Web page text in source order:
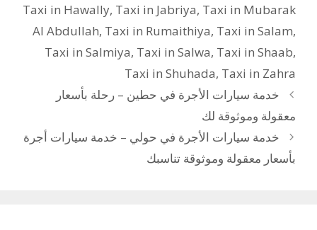
Taxi in Hawally, Taxi in Jabriya, Taxi in Mubarak
Al Abdullah, Taxi in Rumaithiya, Taxi in Salam,
Taxi in Salmiya, Taxi in Salwa, Taxi in Shaab,
Taxi in Shuhada, Taxi in Zahra
خدمة سيارات الأجرة في حطين – رحلة بأسعار
معقولة وموثوقة لك
خدمة سيارات الأجرة في حولي – خدمة سيارات أجرة
بأسعار معقولة وموثوقة تناسبك